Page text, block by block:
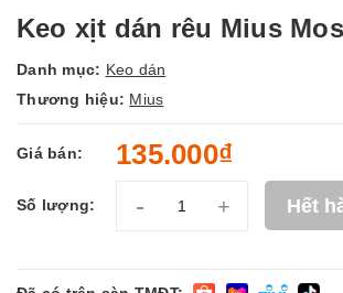
Keo xịt dán rêu Mius
Danh mục: Keo dán
Thương hiệu: Mius
Giá bán: 135.000₫
Số lượng: - + Hết